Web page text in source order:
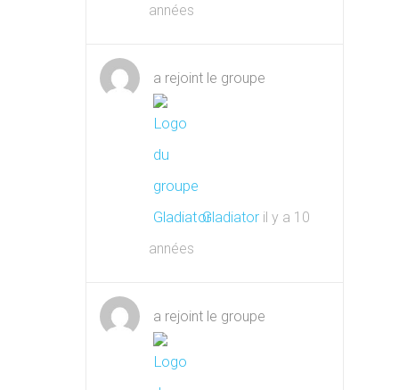
années
a rejoint le groupe
Gladiator il y a 10
années
a rejoint le groupe